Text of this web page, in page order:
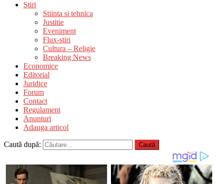
Stiri
Stiinta si tehnica
Justitie
Eveniment
Flux-stiri
Cultura – Religie
Breaking News
Economice
Editorial
Juridice
Forum
Contact
Regulament
Anunturi
Adauga articol
Caută după: